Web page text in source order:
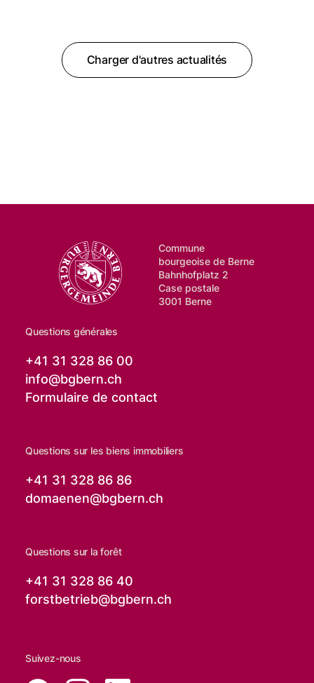
Charger d'autres actualités
Commune
bourgeoise de Berne
Bahnhofplatz 2
Case postale
3001 Berne
Questions générales
+41 31 328 86 00
info@bgbern.ch
Formulaire de contact
Questions sur les biens immobiliers
+41 31 328 86 86
domaenen@bgbern.ch
Questions sur la forêt
+41 31 328 86 40
forstbetrieb@bgbern.ch
Suivez-nous